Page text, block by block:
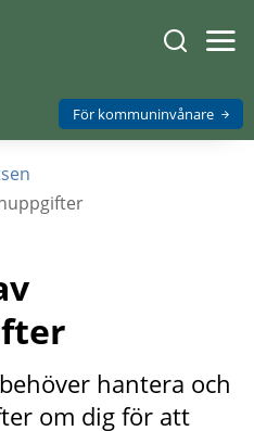
Sök
på
För kommuninvånare
hantera och
om dig för att